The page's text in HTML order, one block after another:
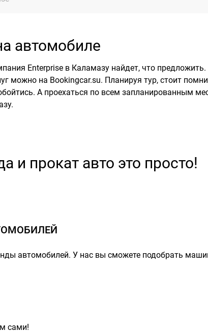
автомобиле
Enterprise в Каламазу найдет, что
можно на Bookingcar.su. Планируя тур, стоит
А проехаться по всем запланированным
и прокат авто это просто!
автомобилей. У нас вы сможете подобрать
сами!